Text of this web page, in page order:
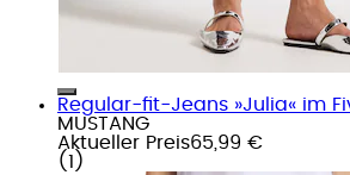
Regular-fit-Jeans »Julia« im
MUSTANG
Aktueller Preis65,99 €
( 1 )